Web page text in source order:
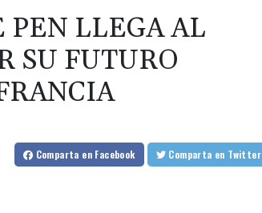
PEN LLEGA AL
SU FUTURO
Comparta en Facebook Comparta en Twitter